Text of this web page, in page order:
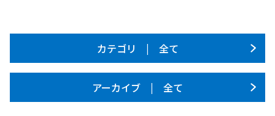
カテゴリ | 全て
アーカイブ | 全て